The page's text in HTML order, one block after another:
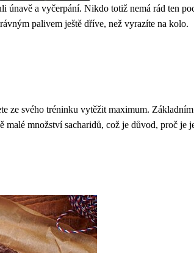
únavě a vyčerpání. Nikdo totiž nemá rád ten
palivem ještě dříve, než vyrazíte na kolo.
ze svého tréninku vytěžit maximum. Základním
malé množství sacharidů, což je důvod, proč je